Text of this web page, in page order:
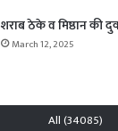
शराब ठेके व मिष्ठान की
March 12, 2025
All (34085)